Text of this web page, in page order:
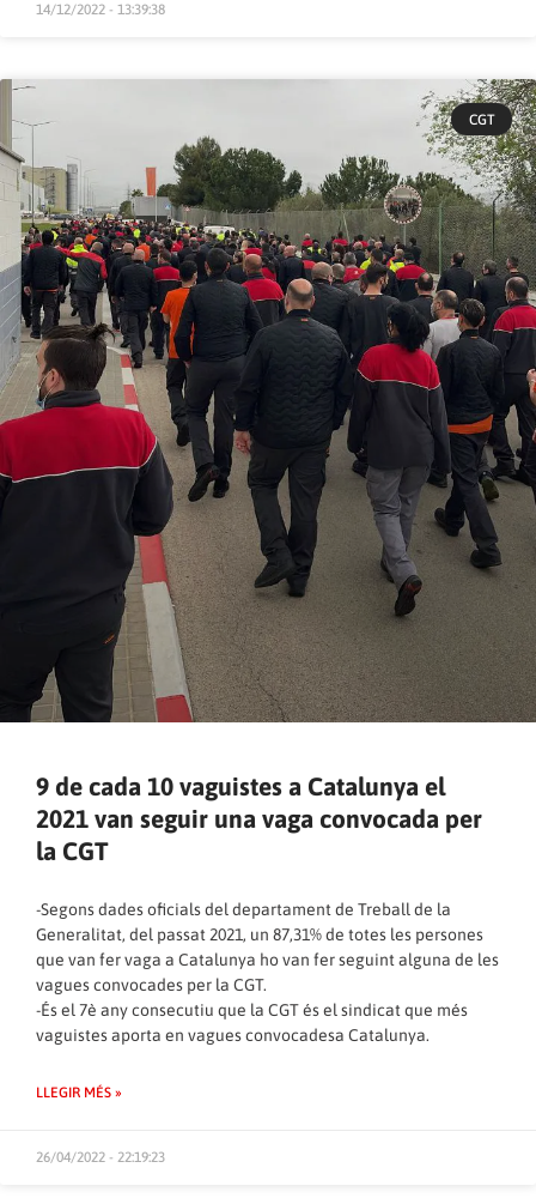
14/12/2022 - 13:39:38
CGT
9 de cada 10 vaguistes a Catalunya el
2021 van seguir una vaga convocada per
la CGT
-Segons dades oficials del departament de Treball de la
Generalitat, del passat 2021, un 87,31% de totes les persones
que van fer vaga a Catalunya ho van fer seguint alguna de les
vagues convocades per la CGT.
-És el 7è any consecutiu que la CGT és el sindicat que més
vaguistes aporta en vagues convocadesa Catalunya.
LLEGIR MÉS »
26/04/2022 - 22:19:23